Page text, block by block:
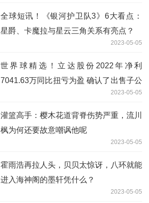
全球短讯！​《银河护卫队3》6大看点：
星爵、卡魔拉与星云三角关系有亮点？
2023-05-05
世界球精选！立达股份2022年净利
7041.63万同比扭亏为盈 确认了出售子公
2023-05-05
灌篮高手：樱木花道背脊伤势严重，流川
枫为何还要故意嘲讽他呢
2023-05-05
霍雨浩再拉人头，贝贝太惊讶，八环就能
进入海神阁的墨轩凭什么？
2023-05-05